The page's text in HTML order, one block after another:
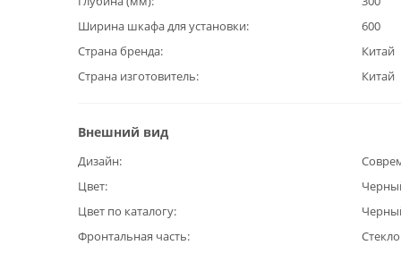
Ширина шкафа для установки
600
Страна бренда
Китай
Страна изготовитель
Китай
Внешний вид
Дизайн
Цвет
Цвет по каталогу
Фронтальная часть
Стекло